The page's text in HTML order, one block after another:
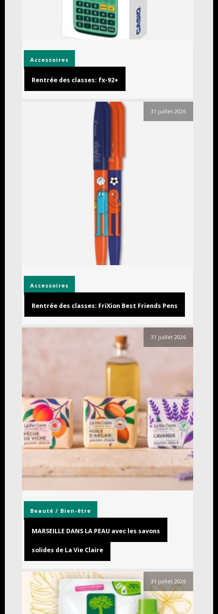
Accessoires
Rentrée des classes: fx-92+
31 juillet 2026
Accessoires
Rentrée des classes: FriXion Best Friends Pens
31 juillet 2026
Beauté / Bien-être
MARSEILLE DANS LA PEAU avec les savons
solides de La Vie Claire
31 juillet 2026